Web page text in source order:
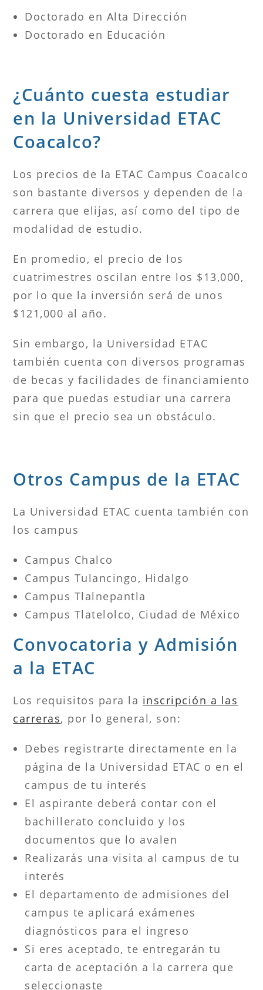
Doctorado en Alta Dirección
Doctorado en Educación
¿Cuánto cuesta estudiar
en la Universidad ETAC
Coacalco?
Los precios de la ETAC Campus Coacalco
son bastante diversos y dependen de la
carrera que elijas, así como del tipo de
modalidad de estudio.
En promedio, el precio de los
cuatrimestres oscilan entre los $13,000,
por lo que la inversión será de unos
$121,000 al año.
Sin embargo, la Universidad ETAC
también cuenta con diversos programas
de becas y facilidades de financiamiento
para que puedas estudiar una carrera
sin que el precio sea un obstáculo.
Otros Campus de la ETAC
La Universidad ETAC cuenta también con
los campus
Campus Chalco
Campus Tulancingo, Hidalgo
Campus Tlalnepantla
Campus Tlatelolco, Ciudad de México
Convocatoria y Admisión
a la ETAC
Los requisitos para la inscripción a las
carreras, por lo general, son:
Debes registrarte directamente en la
página de la Universidad ETAC o en el
campus de tu interés
El aspirante deberá contar con el
bachillerato concluido y los
documentos que lo avalen
Realizarás una visita al campus de tu
interés
El departamento de admisiones del
campus te aplicará exámenes
diagnósticos para el ingreso
Si eres aceptado, te entregarán tu
carta de aceptación a la carrera que
seleccionaste